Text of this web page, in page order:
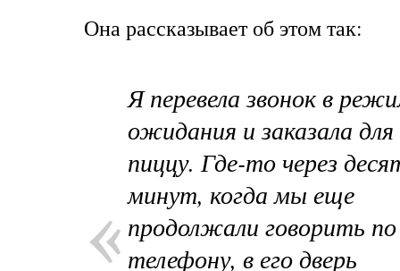
Она рассказывает об этом так:
Я перевела звонок в
ожидания и заказала для
пиццу. Где-то через
минут, когда мы еще
продолжали говорить по
телефону, в его дверь